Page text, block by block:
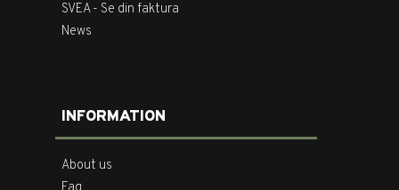
SVEA - Se din faktura
News
INFORMATION
About us